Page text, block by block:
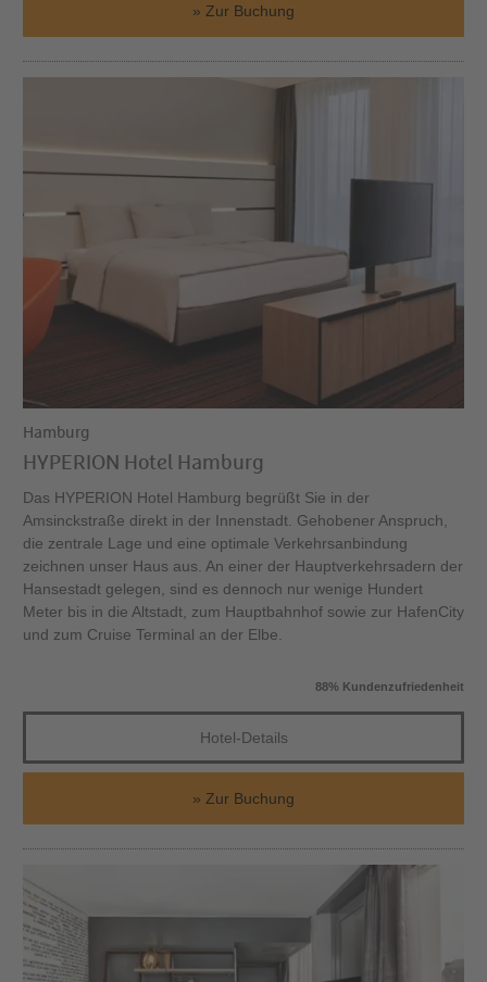
Zur Buchung
Hamburg
HYPERION Hotel Hamburg
Das HYPERION Hotel Hamburg begrüßt Sie in der
Amsinckstraße direkt in der Innenstadt. Gehobener Anspruch,
die zentrale Lage und eine optimale Verkehrsanbindung
zeichnen unser Haus aus. An einer der Hauptverkehrsadern der
Hansestadt gelegen, sind es dennoch nur wenige Hundert
Meter bis in die Altstadt, zum Hauptbahnhof sowie zur HafenCity
und zum Cruise Terminal an der Elbe.
88% Kundenzufriedenheit
Hotel-Details
Zur Buchung